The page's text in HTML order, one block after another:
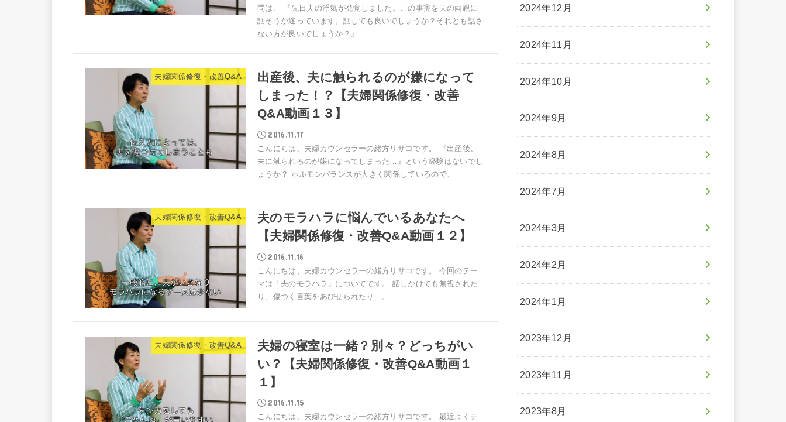
問は、 『先日夫の浮気が発覚しました。この事実を夫の両親に
話そうか迷っています。話しても良いでしょうか？それとも話さ
ない方が良いでしょうか？』
夫婦関係修復・改善Q&A
出産後、夫に触られるのが嫌になって
しまった！？【夫婦関係修復・改善
Q&A動画１３】
2016.11.17
こんにちは、夫婦カウンセラーの緒方リサコです。 『出産後、
夫に触られるのが嫌になってしまった…』という経験はないでし
ょうか？ ホルモンバランスが大きく関係しているので、
夫婦関係修復・改善Q&A
夫のモラハラに悩んでいるあなたへ
【夫婦関係修復・改善Q&A動画１２】
2016.11.16
こんにちは、夫婦カウンセラーの緒方リサコです。 今回のテー
マは「夫のモラハラ」についてです。 話しかけても無視された
り、傷つく言葉をあびせられたり…。
夫婦関係修復・改善Q&A
夫婦の寝室は一緒？別々？どっちがい
い？【夫婦関係修復・改善Q&A動画１
１】
2016.11.15
こんにちは、夫婦カウンセラーの緒方リサコです。 最近よくテ
2024年12月
2024年11月
2024年10月
2024年9月
2024年8月
2024年7月
2024年3月
2024年2月
2024年1月
2023年12月
2023年11月
2023年8月